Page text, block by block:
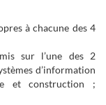
à chacune des 4
sur l’une des 2
d’information
et construction ;